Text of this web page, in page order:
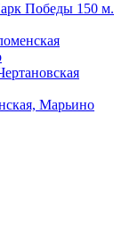
Победы 150 м.
Марьино